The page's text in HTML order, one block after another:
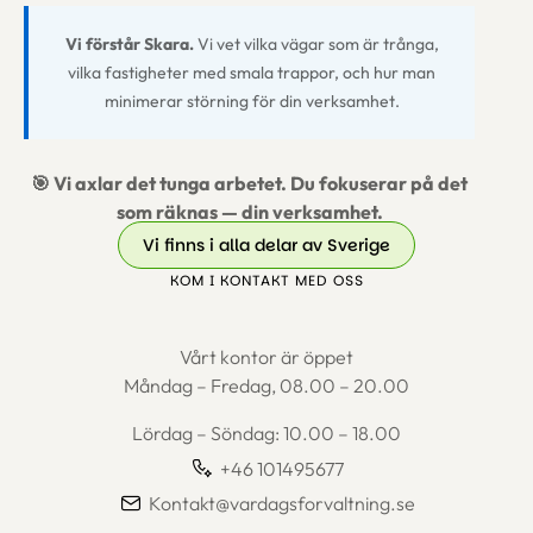
Vi förstår Skara.Vi vet vilka vägar som är trånga,
vilka fastigheter med smala trappor, och hur man
minimerar störning för din verksamhet.
🎯 Vi axlar det tunga arbetet. Du fokuserar på det
som räknas — din verksamhet.
Vi finns i alla delar av Sverige
KOM I KONTAKT MED OSS
Vårt kontor är öppet
Måndag – Fredag, 08.00 – 20.00
Lördag – Söndag: 10.00 – 18.00
+46 101495677
Kontakt@vardagsforvaltning.se